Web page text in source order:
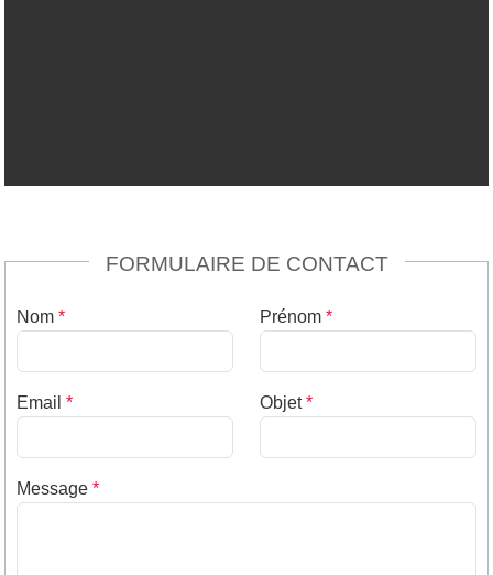
FORMULAIRE DE CONTACT
Nom * Prénom *
Email * Objet*
Message *